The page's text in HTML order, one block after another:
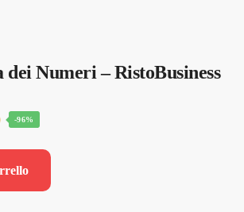
Numeri – RistoBusiness
Il
attuale
-96%